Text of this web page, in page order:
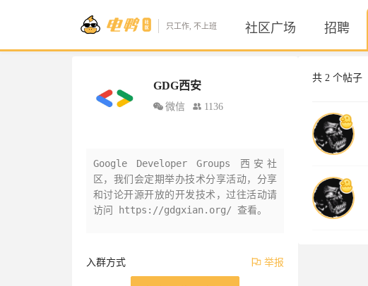
只工作, 不上班 社区广场 招聘
GDG西安
微信 1136
Google Developer Groups 西安社
区，我们会定期举办技术分享活动，分享
和讨论开源开放的开发技术，过往活动请
访问 https://gdgxian.org/ 查看。
入群方式 举报
共 2 个帖子